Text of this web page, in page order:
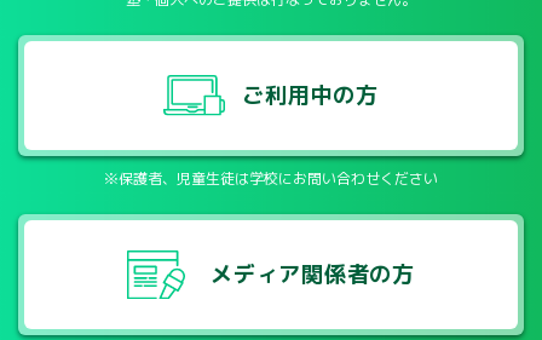
ご利用中の方
※保護者、児童生徒は学校にお問い合わせください
メディア関係者の方